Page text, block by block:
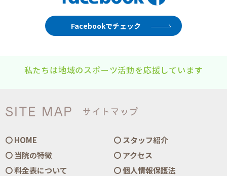
Facebookでチェック
私たちは地域のスポーツ活動を応援しています
SITE MAP サイトマップ
HOME
当院の特徴
料金表について
スタッフ紹介
アクセス
個人情報保護法